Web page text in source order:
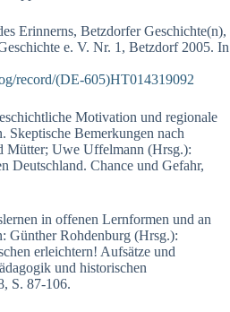
Erinnerns, Betzdorfer Geschichte(n),
e. V. Nr. 1, Betzdorf 2005. In
record/(DE-605)HT014319092
Motivation und regionale
Skeptische Bemerkungen nach
Mütter; Uwe Uffelmann (Hrsg.):
Deutschland. Chance und Gefahr,
in offenen Lernformen und an
Günther Rohdenburg (Hrsg.):
erleichtern! Aufsätze und
und historischen
S. 87-106.